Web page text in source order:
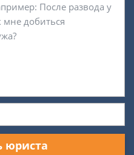
юриста